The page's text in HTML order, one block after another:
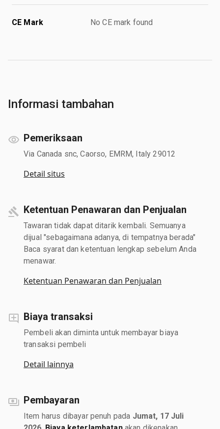
CE Mark No CE mark found
Informasi tambahan
Pemeriksaan
Via Canada snc, Caorso, EMRM, Italy 29012
Detail situs
Ketentuan Penawaran dan Penjualan
Tawaran tidak dapat ditarik kembali. Semuanya
dijual "sebagaimana adanya, di tempatnya berada"
Baca syarat dan ketentuan lengkap sebelum Anda
menawar.
Ketentuan Penawaran dan Penjualan
Biaya transaksi
Pembeli akan diminta untuk membayar biaya
transaksi pembeli
Detail lainnya
Pembayaran
Item harus dibayar penuh pada Jumat, 17 Juli